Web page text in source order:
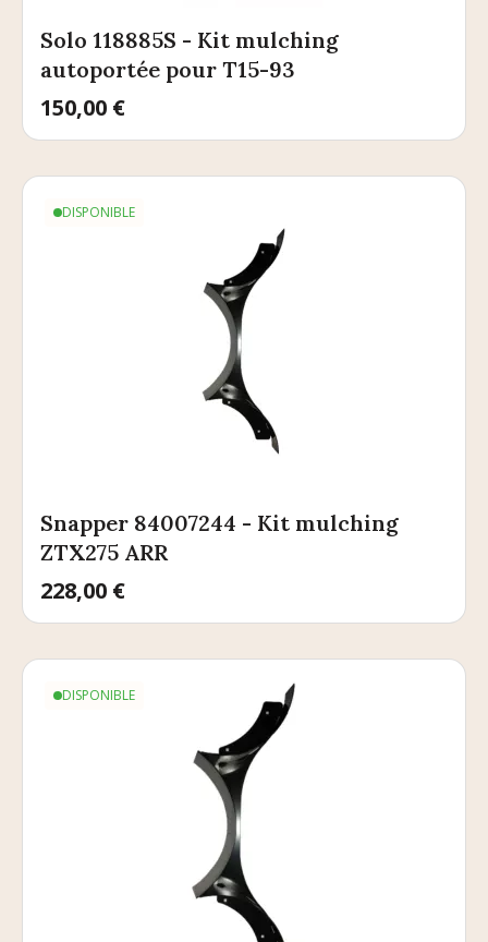
Solo 118885S - Kit mulching
autoportée pour T15-93
Prix
150,00 €
DISPONIBLE
Snapper 84007244 - Kit mulching
ZTX275 ARR
Prix
228,00 €
DISPONIBLE